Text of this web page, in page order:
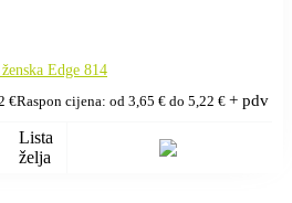
Edge 814
€Raspon cijena: od 3,65 € do 5,22 € + pdv
Lista
želja